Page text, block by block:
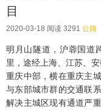
目
2020-03-18 阅读 3291 公路
明月山隧道，沪蓉国道
里，途经上海、江苏、
重庆中部，横在重庆主
与东部城市群的交通联
解决主城区现有通道严